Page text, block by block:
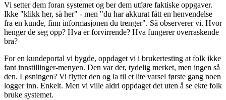
Vi setter dem foran systemet og ber dem utføre faktiske oppgaver.
Ikke "klikk her, så her" - men "du har akkurat fått en henvendelse
fra en kunde, finn informasjonen du trenger". Så observerer vi. Hvor
henger de seg opp? Hva er forvirrende? Hva fungerer overraskende
bra?
For en kundeportal vi bygde, oppdaget vi i brukertesting at folk ikke
fant innstillinger-menyen. Den var der, tydelig merket, men ingen så
den. Løsningen? Vi flyttet den og la til et lite varsel første gang noen
logger inn. Enkelt. Men vi ville aldri oppdaget det uten å se ekte folk
bruke systemet.